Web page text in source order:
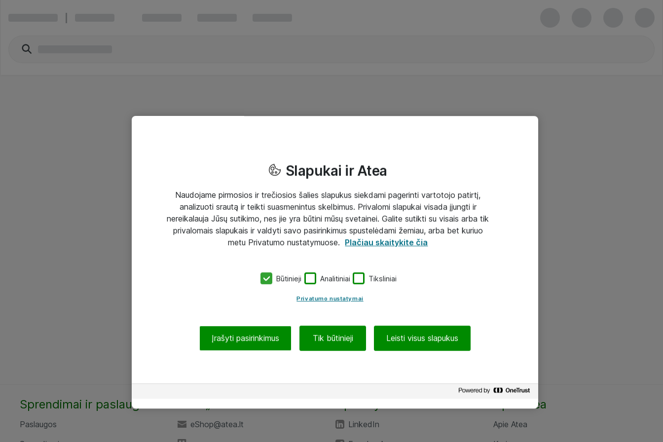
Sprendimai ir paslaugos
Paslaugos
eShop@atea.lt
LinkedIn
Apie Atea
Apie Atea
Slapukai ir Atea
Naudojame pirmosios ir trečiosios šalies slapukus siekdami pagerinti vartotojo patirtį,
analizuoti srautą ir teikti suasmenintus skelbimus. Privalomi slapukai visada įjungti ir
nereikalauja Jūsų sutikimo, nes jie yra būtini mūsų svetainei. Galite sutikti su visais arba tik
privalomais slapukais ir valdyti savo pasirinkimus spustelėdami žemiau, arba bet kuriuo
metu Privatumo nustatymuose. Plačiau skaitykite čia
Būtinieji Analitiniai Tiksliniai
Privatumo nustatymai
Įrašyti pasirinkimus Tik būtinieji Leisti visus slapukus